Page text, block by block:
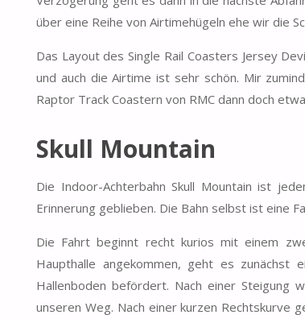
über eine Reihe von Airtimehügeln ehe wir die
Das Layout des Single Rail Coasters Jersey
und auch die Airtime ist sehr schön. Mir
Raptor Track Coastern von RMC dann doch
Skull Mountain
Die Indoor-Achterbahn Skull Mountain ist
Erinnerung geblieben. Die Bahn selbst ist eine
Die Fahrt beginnt recht kurios mit einem
Haupthalle angekommen, geht es
Hallenboden befördert. Nach einer Steigung
unseren Weg. Nach einer kurzen Rechtskurve